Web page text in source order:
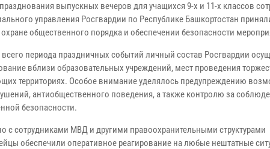
выпускных вечеров для учащихся 9-х и 11-х классов
управления Росгвардии по Республике Башкортостан
охране общественного порядка и обеспечении безопасности
всего периода праздничных событий личный состав Росгвардии
вблизи образовательных учреждений, мест проведения
территориях. Особое внимание уделялось предупреждению
антиобщественного поведения, а также контролю за
безопасности.
с сотрудниками МВД и другими правоохранительными структурами
обеспечили оперативное реагирование на любые нештатные